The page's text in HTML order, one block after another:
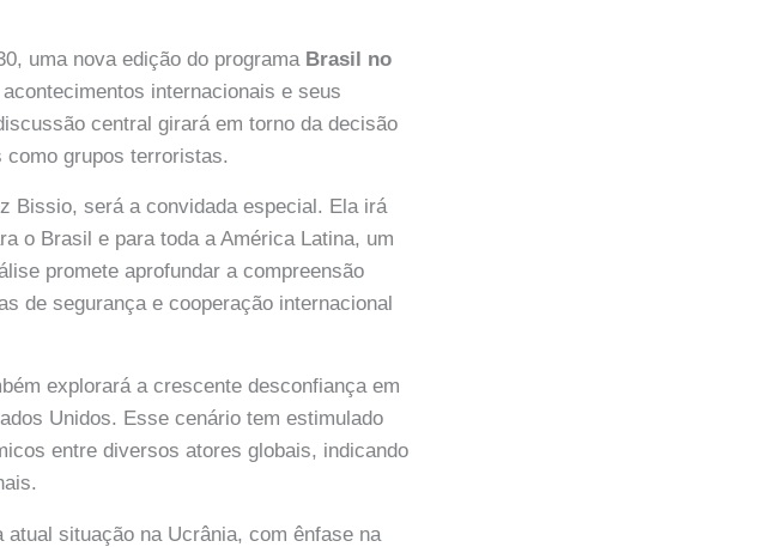
uma nova edição do programa Brasil no
internacionais e seus
central girará em torno da decisão
grupos terroristas.
Bissio, será a convidada especial. Ela irá
o Brasil e para toda a América Latina, um
promete aprofundar a compreensão
de segurança e cooperação internacional
explorará a crescente desconfiança em
Unidos. Esse cenário tem estimulado
entre diversos atores globais, indicando
situação na Ucrânia, com ênfase na